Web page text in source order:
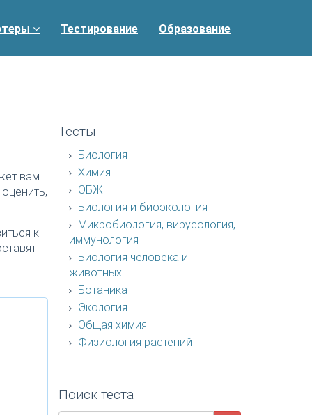
Тестирование Образование
вам
к
Тесты
Биология
Химия
ОБЖ
Биология и биоэкология
Микробиология, вирусология,
иммунология
Биология человека и
животных
Ботаника
Экология
Общая химия
Физиология растений
Поиск теста